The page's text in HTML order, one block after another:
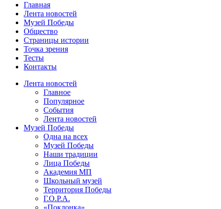
Главная
Лента новостей
Музей Победы
Общество
Страницы истории
Точка зрения
Тесты
Контакты
Лента новостей
Главное
Популярное
События
Лента новостей
Музей Победы
Одна на всех
Музей Победы
Наши традиции
Лица Победы
Академия МП
Школьный музей
Территория Победы
Г.О.Р.А.
«Поклонка»